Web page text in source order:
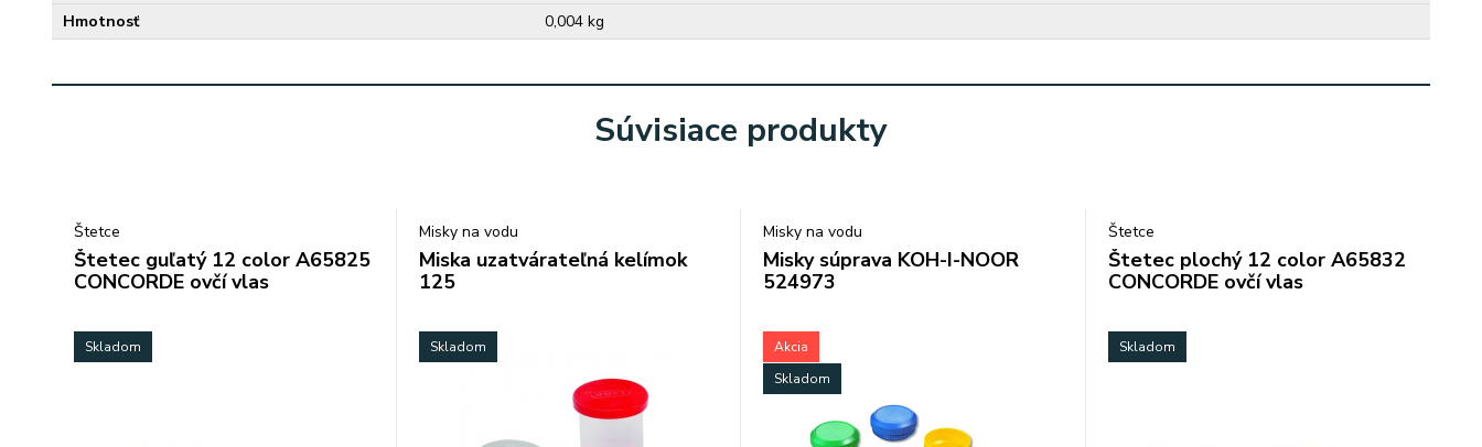
Hmotnosť
0,004 kg
Súvisiace produkty
Štetce
Štetec guľatý 12 color A65825
CONCORDE ovčí vlas
Skladom
Misky na vodu
Miska uzatvárateľná kelímok
125
Skladom
Misky na vodu
Misky súprava KOH-I-NOOR
524973
Akcia
Skladom
Štetce
Štetec plochý 12 color A65832
CONCORDE ovčí vlas
Skladom